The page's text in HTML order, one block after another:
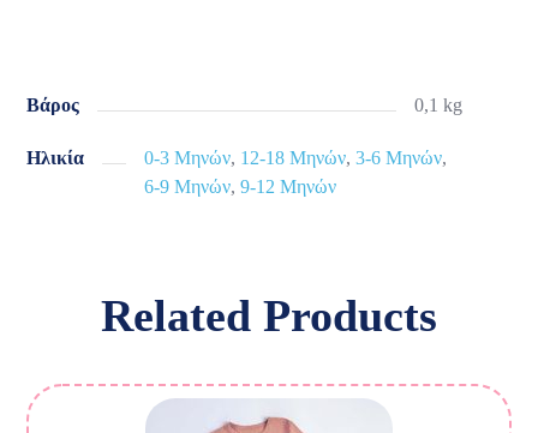
Βάρος 0,1 kg
Ηλικία 0-3 Μηνών, 12-18 Μηνών,3-6 Μηνών,
6-9 Μηνών,9-12 Μηνών
Related Products